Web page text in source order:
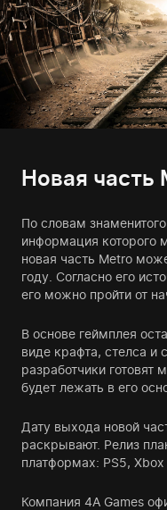
Новая часть
По словам
информация которого
новая часть Metro
году. Согласно его
его можно пройти от
В основе геймплея
виде крафта, стелса и
разработчики готовят
будет лежать в его
Дату выхода новой
раскрывают. Релиз
платформах: PS5, Xbox
Компания 4A Games